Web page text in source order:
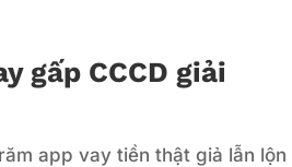
gấp CCCD giải
app vay tiền thật giả lẫn lộn